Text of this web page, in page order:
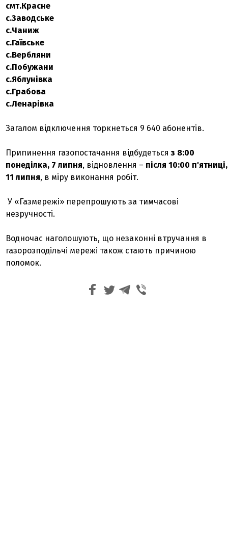
смт.Красне
с.Заводське
с.Чаниж
с.Гаївське
с.Вербляни
с.Побужани
с.Яблунівка
с.Грабова
с.Ленарівка
Загалом відключення торкнеться 9 640 абонентів.
Припинення газопостачання відбудетьсяз 8:00
понеділка, 7 липня, відновлення – після 10:00 п'ятниці,
11 липня, в міру виконання робіт.
У «Газмережі» перепрошують за тимчасові
незручності.
Водночас наголошують, що незаконні втручання в
газорозподільчі мережі також стають причиною
поломок.